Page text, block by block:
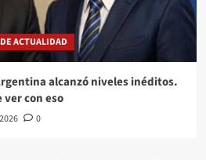
ACTUALIDAD
alcanzó niveles inéditos.
con eso
0